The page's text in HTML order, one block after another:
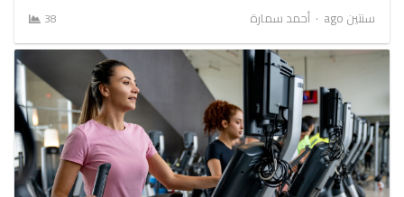
سنتين ago
Author
أحمد سمارة 38